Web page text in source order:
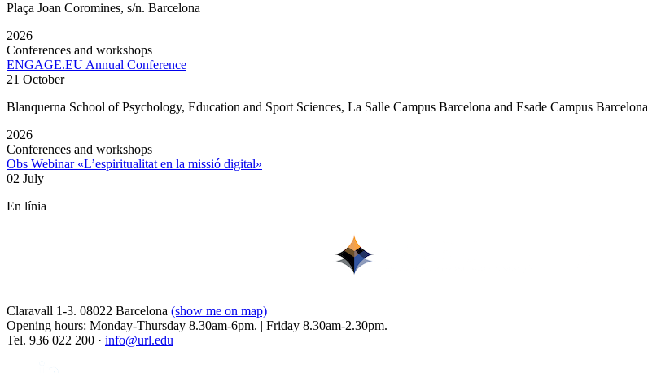
Plaça Joan Coromines, s/n. Barcelona
2026
Conferences and workshops
ENGAGE.EU Annual Conference
21 October
Blanquerna School of Psychology, Education and Sport Sciences, La Salle Campus Barcelona and Esade Campus Barcelona
2026
Conferences and workshops
Obs Webinar «L’espiritualitat en la missió digital»
02 July
En línia
Claravall 1-3. 08022 Barcelona (show me on map)
Opening hours: Monday-Thursday 8.30am-6pm. | Friday 8.30am-2.30pm.
Tel. 936 022 200 · info@url.edu